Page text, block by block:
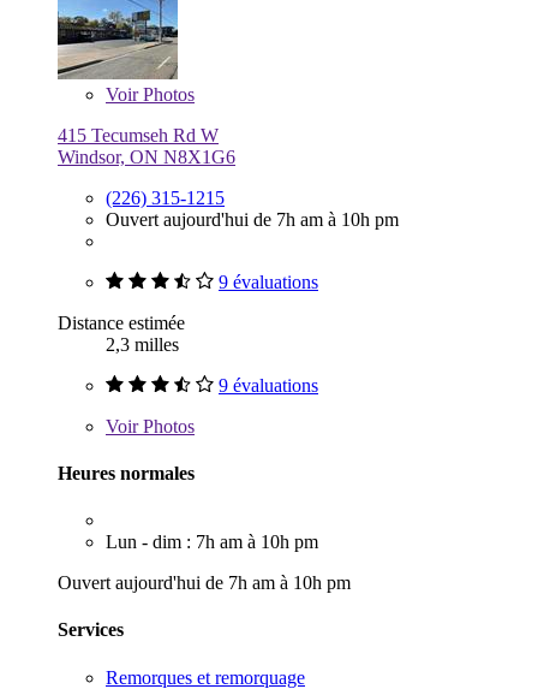
VoirPhotos
415 Tecumseh Rd W
Windsor, ON N8X1G6
(226) 315-1215
Ouvert aujourd'hui de 7h am à 10h pm
9 évaluations
Distance estimée
2,3 milles
9 évaluations
VoirPhotos
Heures normales
Lun - dim : 7h am à 10h pm
Ouvert aujourd'hui de 7h am à 10h pm
Services
Remorques et remorquage